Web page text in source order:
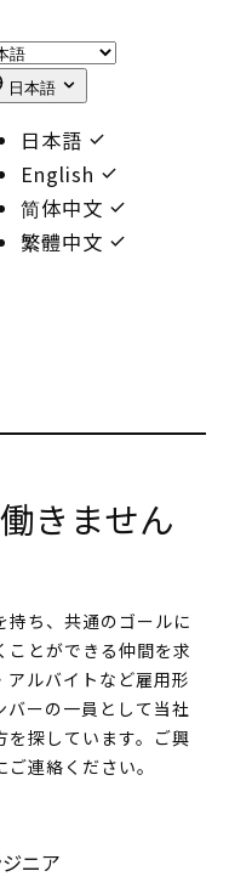
日本語
日本語
English
简体中文
繁體中文
きません
持ち、共通のゴールに
ことができる仲間を求
ルバイトなど雇用形
ーの一員として当社
を探しています。ご興
連絡ください。
ニア